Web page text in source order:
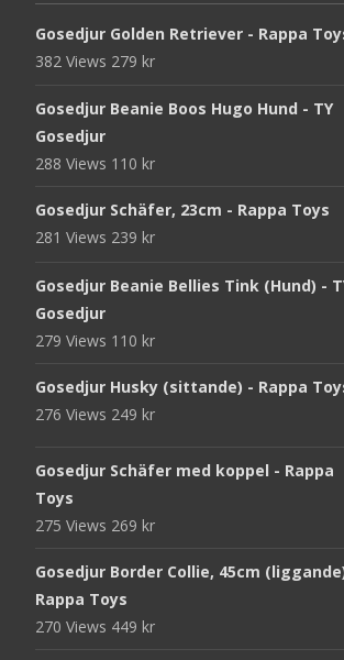
Gosedjur Golden Retriever - Rappa
382 Views 279 kr
Gosedjur Beanie Boos Hugo Hund - TY
Gosedjur
288 Views 110 kr
Gosedjur Schäfer, 23cm - Rappa Toys
281 Views 239 kr
Gosedjur Beanie Bellies Tink (Hund) -
Gosedjur
279 Views 110 kr
Gosedjur Husky (sittande) - Rappa
276 Views 249 kr
Gosedjur Schäfer med koppel - Rappa
Toys
275 Views 269 kr
Gosedjur Border Collie, 45cm
Rappa Toys
270 Views 449 kr